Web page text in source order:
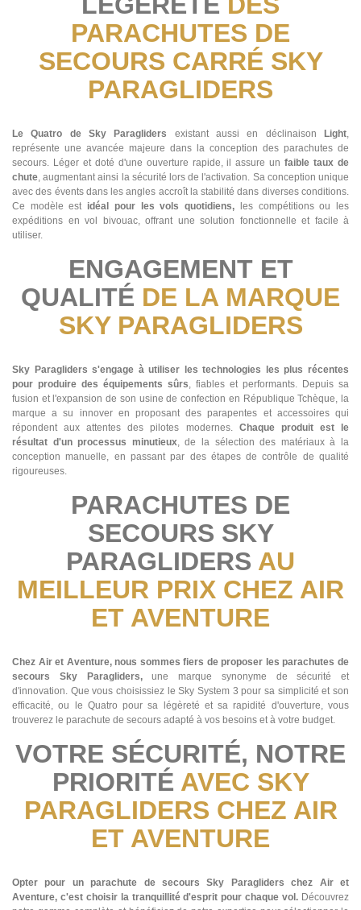
PARACHUTES DE
SECOURS CARRÉ SKY
PARAGLIDERS
Le Quatro de Sky Paragliders existant aussi en déclinaison Light,
représente une avancée majeure dans la conception des parachutes de
secours. Léger et doté d'une ouverture rapide, il assure unfaible taux de
chute, augmentant ainsi la sécurité lors de l'activation. Sa conception unique
avec des évents dans les angles accroît la stabilité dans diverses conditions.
Ce modèle est idéal pour les vols quotidiens, les compétitions ou les
expéditions en vol bivouac, offrant une solution fonctionnelle et facile à
utiliser​​.
ENGAGEMENT ET
QUALITÉ DE LA MARQUE
SKY PARAGLIDERS
Sky Paragliders s'engage à utiliser les technologies les plus récentes
pour produire des équipements sûrs, fiables et performants. Depuis sa
fusion et l'expansion de son usine de confection en République Tchèque, la
marque a su innover en proposant des parapentes et accessoires qui
répondent aux attentes des pilotes modernes. Chaque produit est le
résultat d'un processus minutieux, de la sélection des matériaux à la
conception manuelle, en passant par des étapes de contrôle de qualité
rigoureuses​.
PARACHUTES DE
SECOURS SKY
PARAGLIDERS AU
MEILLEUR PRIX CHEZ AIR
ET AVENTURE
Chez Air et Aventure, nous sommes fiers de proposer les parachutes de
secours Sky Paragliders,une marque synonyme de sécurité et
d'innovation. Que vous choisissiez le Sky System 3 pour sa simplicité et son
efficacité, ou le Quatro pour sa légèreté et sa rapidité d'ouverture, vous
trouverez le parachute de secours adapté à vos besoins et à votre budget.
VOTRE SÉCURITÉ, NOTRE
PRIORITÉ AVEC SKY
PARAGLIDERS CHEZ AIR
ET AVENTURE
Opter pour un parachute de secours Sky Paragliders chez Air et
Aventure, c'est choisir la tranquillité d'esprit pour chaque vol. Découvrez